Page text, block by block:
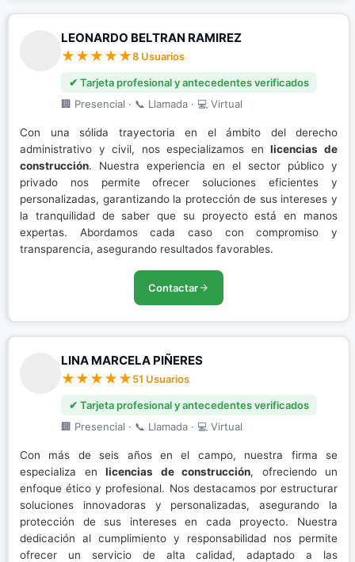
LEONARDO BELTRAN RAMIREZ
8 Usuarios
✔ Tarjeta profesional y antecedentes verificados
🏢 Presencial · 📞 Llamada · 💻 Virtual
Con una sólida trayectoria en el ámbito del derecho
administrativo y civil, nos especializamos enlicencias de
construcción. Nuestra experiencia en el sector público y
privado nos permite ofrecer soluciones eficientes y
personalizadas, garantizando la protección de sus intereses y
la tranquilidad de saber que su proyecto está en manos
expertas. Abordamos cada caso con compromiso y
transparencia, asegurando resultados favorables.
Contactar
LINA MARCELA PIÑERES
51 Usuarios
✔ Tarjeta profesional y antecedentes verificados
🏢 Presencial · 📞 Llamada · 💻 Virtual
Con más de seis años en el campo, nuestra firma se
especializa en licencias de construcción, ofreciendo un
enfoque ético y profesional. Nos destacamos por estructurar
soluciones innovadoras y personalizadas, asegurando la
protección de sus intereses en cada proyecto. Nuestra
dedicación al cumplimiento y responsabilidad nos permite
ofrecer un servicio de alta calidad, adaptado a las